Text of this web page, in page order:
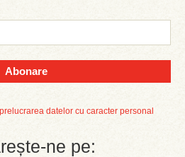
Abonare
datelor cu caracter personal
ne pe: